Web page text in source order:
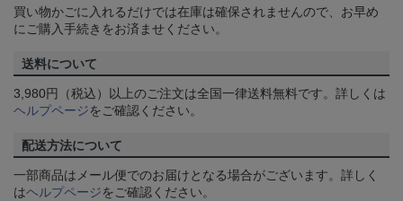
買い物かごに入れるだけでは在庫は確保されませんので、お早め
にご購入手続きをお済ませください。
送料について
3,980円（税込）以上のご注文は全国一律送料無料です。詳しくは
ヘルプページをご確認ください。
配送方法について
一部商品はメール便でのお届けとなる場合がございます。詳しく
はヘルプページをご確認ください。